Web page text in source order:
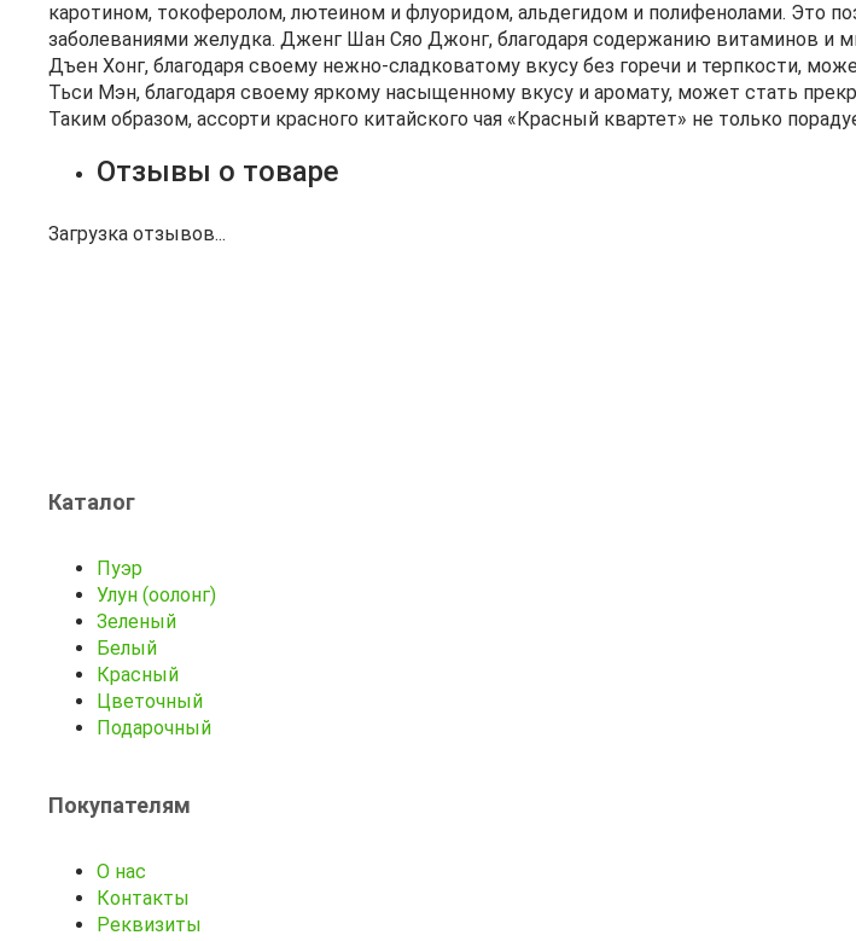
каротином, токоферолом, лютеином и флуоридом, альдегидом и полифенолами. Это
заболеваниями желудка. Дженг Шан Сяо Джонг, благодаря содержанию витаминов и
Дъен Хонг, благодаря своему нежно-сладковатому вкусу без горечи и терпкости,
Тьси Мэн, благодаря своему яркому насыщенному вкусу и аромату, может стать
Таким образом, ассорти красного китайского чая «Красный квартет» не только
Отзывы о товаре
Загрузка отзывов...
Каталог
Пуэр
Улун (оолонг)
Зеленый
Белый
Красный
Цветочный
Подарочный
Покупателям
О нас
Контакты
Реквизиты